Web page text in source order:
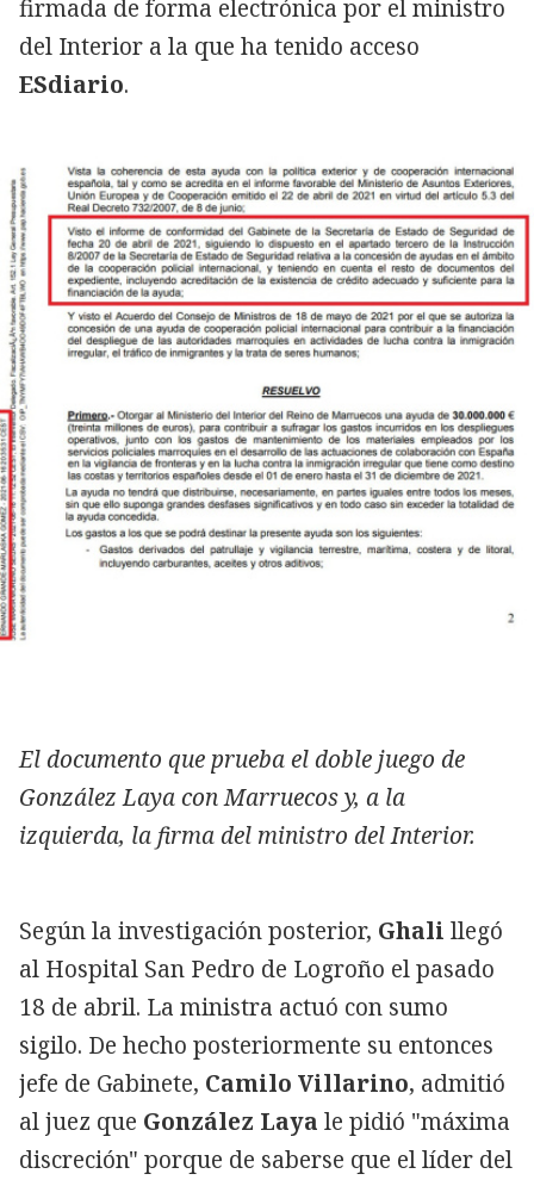
firmada de forma electrónica por el ministro
del Interior a la que ha tenido acceso
ESdiario.
El documento que prueba el doble juego de
González Laya con Marruecos y, a la
izquierda, la firma del ministro del Interior.
Según la investigación posterior, Ghali llegó
al Hospital San Pedro de Logroño el pasado
18 de abril. La ministra actuó con sumo
sigilo. De hecho posteriormente su entonces
jefe de Gabinete, Camilo Villarino, admitió
al juez que González Laya le pidió "máxima
discreción" porque de saberse que el líder del